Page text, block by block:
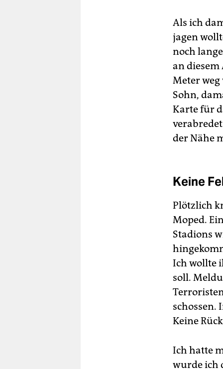
Als ich
jagen
noch
an diesem
Meter
Sohn,
Karte für
der Nähe
Keine
Plötzlich
Moped.
Stadions
Ich wollte
soll.
schossen.
Keine
Ich hatte
wurde ich